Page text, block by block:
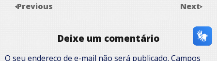
Previous Next
Deixe um comentário
O seu endereço de e-mail não será publicado. Campos